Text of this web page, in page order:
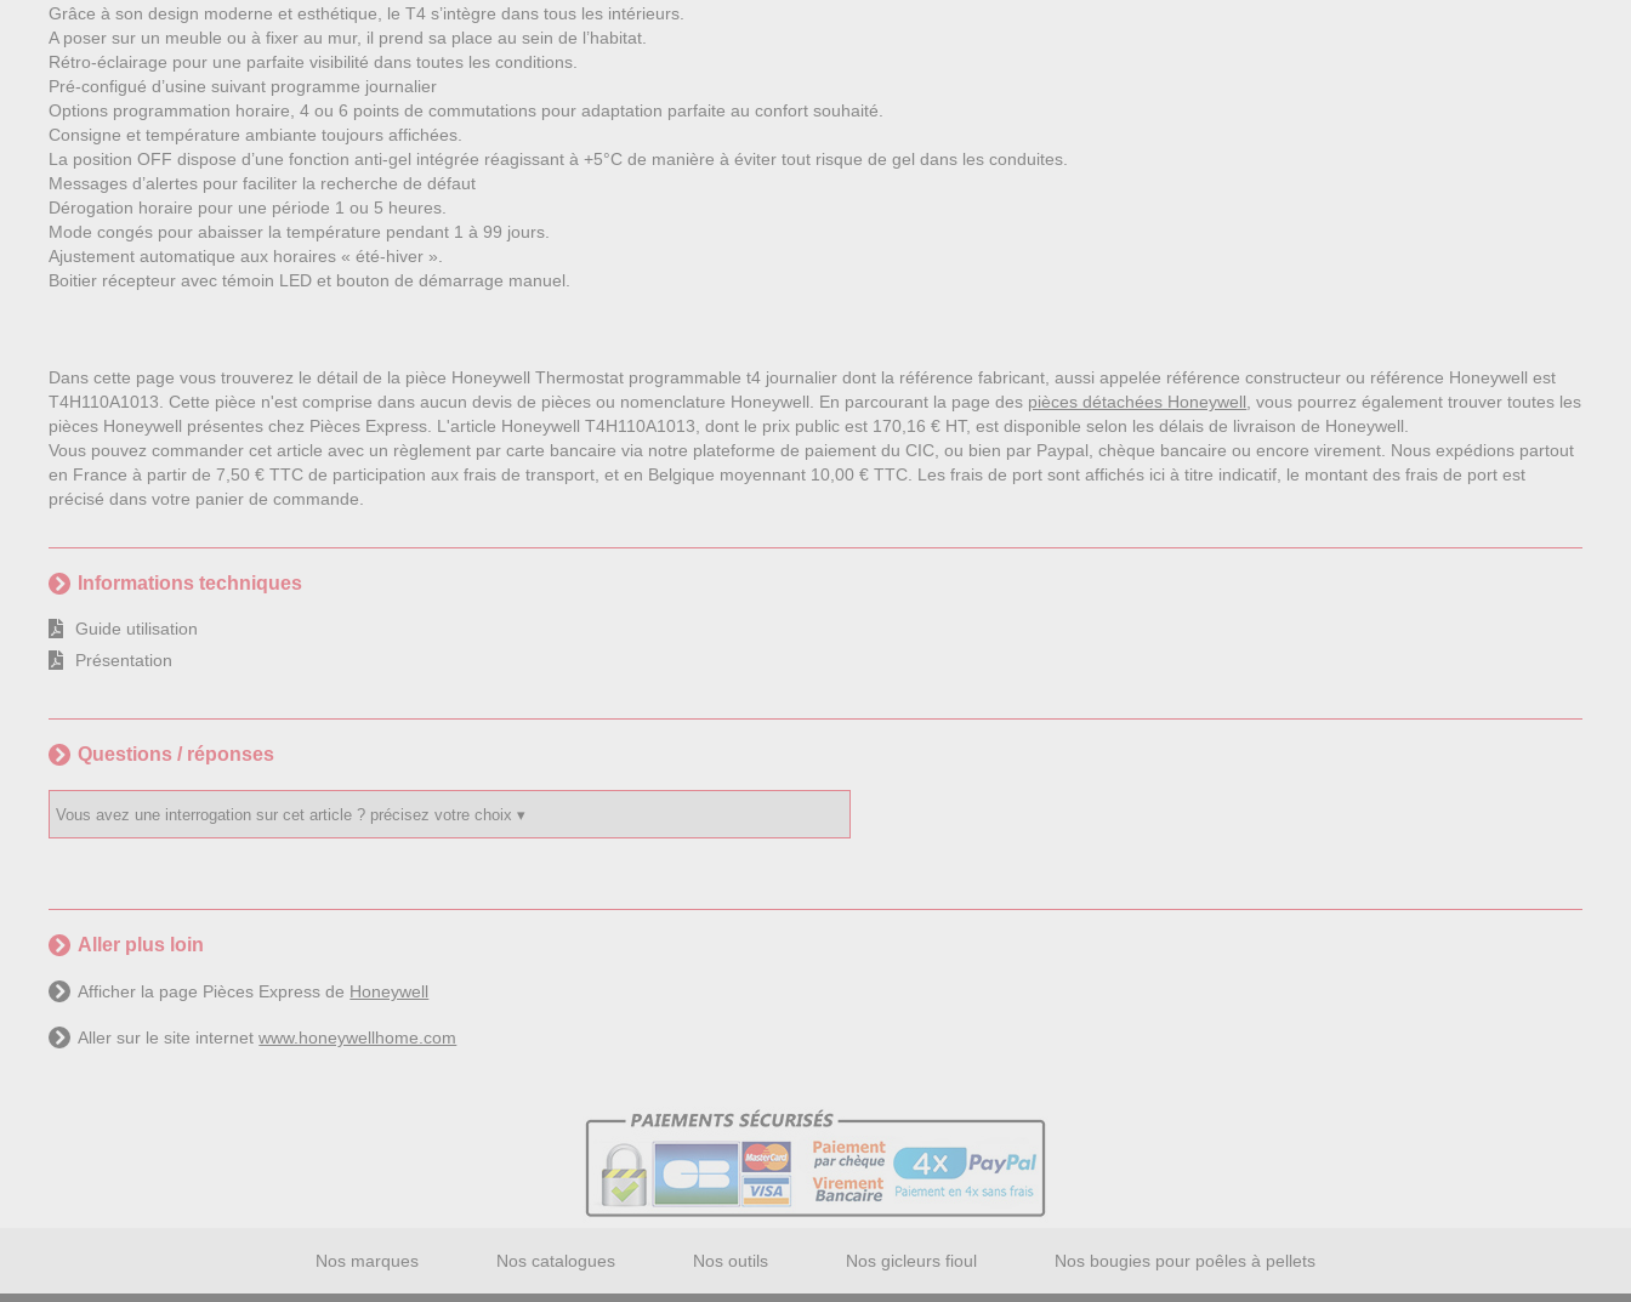
Grâce à son design moderne et esthétique, le T4 s’intègre dans tous les intérieurs.
A poser sur un meuble ou à fixer au mur, il prend sa place au sein de l’habitat.
Rétro-éclairage pour une parfaite visibilité dans toutes les conditions.
Pré-configué d’usine suivant programme journalier
Options programmation horaire, 4 ou 6 points de commutations pour adaptation parfaite au confort souhaité.
Consigne et température ambiante toujours affichées.
La position OFF dispose d’une fonction anti-gel intégrée réagissant à +5°C de manière à éviter tout risque de gel dans les conduites.
Messages d’alertes pour faciliter la recherche de défaut
Dérogation horaire pour une période 1 ou 5 heures.
Mode congés pour abaisser la température pendant 1 à 99 jours.
Ajustement automatique aux horaires « été-hiver ».
Boitier récepteur avec témoin LED et bouton de démarrage manuel.
Dans cette page vous trouverez le détail de la pièce Honeywell Thermostat programmable t4 journalier dont la référence fabricant, aussi appelée référence constructeur ou référence Honeywell est
T4H110A1013. Cette pièce n'est comprise dans aucun devis de pièces ou nomenclature Honeywell. En parcourant la page des pièces détachées Honeywell , vous pourrez également trouver toutes les
pièces Honeywell présentes chez Pièces Express. L'article Honeywell T4H110A1013, dont le prix public est 170,16 € HT, est disponible selon les délais de livraison de Honeywell.
Vous pouvez commander cet article avec un règlement par carte bancaire via notre plateforme de paiement du CIC, ou bien par Paypal, chèque bancaire ou encore virement. Nous expédions partout
en France à partir de 7,50 € TTC de participation aux frais de transport, et en Belgique moyennant 10,00 € TTC. Les frais de port sont affichés ici à titre indicatif, le montant des frais de port est
précisé dans votre panier de commande.
Informations techniques
Guide utilisation
Présentation
Questions / réponses
Aller plus loin
Afficher la page Pièces Express de Honeywell
Aller sur le site internetwww.honeywellhome.com
Nos marques Nos catalogues Nos outils Nos gicleurs fioul Nos bougies pour poêles à pellets